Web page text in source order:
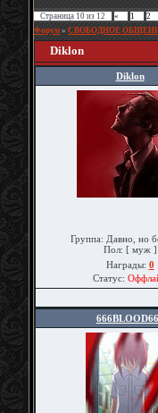
Страница 10 из 12 « 1 2
Форум » СВОБОДНОЕ
Diklon
Diklon
Группа: Давно, но
Пол: [ муж ]
Награды: 0
Статус: